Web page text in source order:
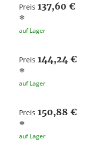
Preis 137,60 €
*
auf Lager
Preis 144,24 €
*
auf Lager
Preis 150,88 €
*
auf Lager